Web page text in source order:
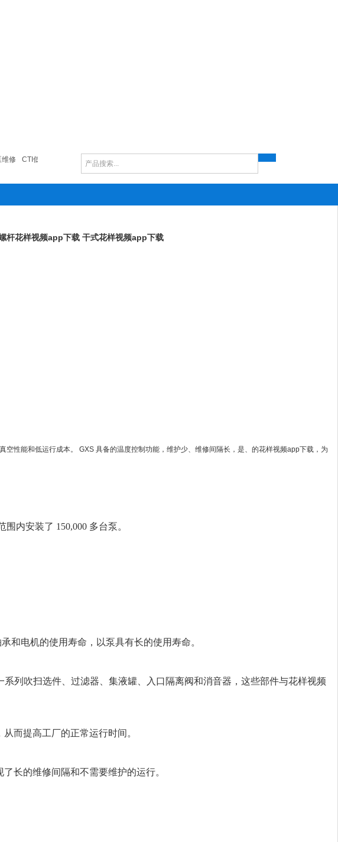
CTI低温泵维修 Edwards磁悬浮分子泵
杆花样视频app下载 干式花样视频app下载
成本。 GXS 具备的温度控制功能，维护少、维修间隔长，是、的花样视频app下载，为
安装了 150,000 多台泵。
和电机的使用寿命，以泵具有长的使用寿命。
选件、过滤器、集液罐、入口隔离阀和消音器，这些部件与花样视频
提高工厂的正常运行时间。
的维修间隔和不需要维护的运行。